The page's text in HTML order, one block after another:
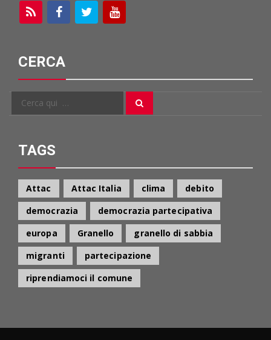
CERCA
Cerca
TAGS
Attac Attac Italia clima
debito
democrazia
democrazia partecipativa
europa
Granello
granello di sabbia
migranti
partecipazione
riprendiamoci il comune